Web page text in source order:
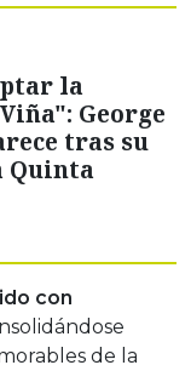
la
George
tras su
Quinta
con
de la